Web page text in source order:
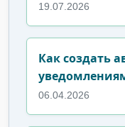
19.07.2026
Как создать
06.04.2026